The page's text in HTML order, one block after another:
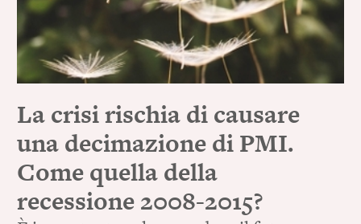
La crisi rischia di causare
una decimazione di PMI.
Come quella della
recessione 2008-2015?